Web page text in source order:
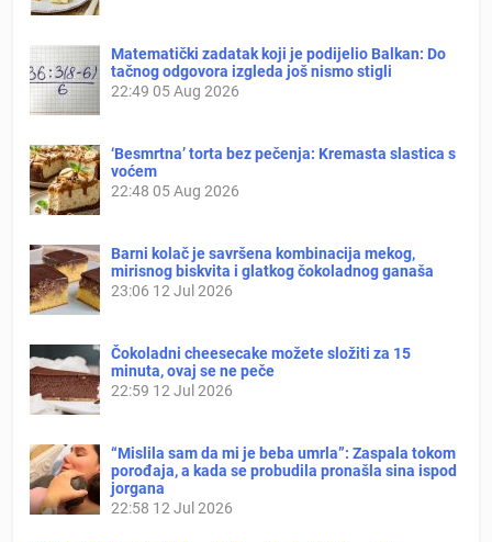
Matematički zadatak koji je podijelio Balkan: Do
tačnog odgovora izgleda još nismo stigli
22:49 05 Aug 2026
‘Besmrtna’ torta bez pečenja: Kremasta slastica s
voćem
22:48 05 Aug 2026
Barni kolač je savršena kombinacija mekog,
mirisnog biskvita i glatkog čokoladnog ganaša
23:06 12 Jul 2026
Čokoladni cheesecake možete složiti za 15
minuta, ovaj se ne peče
22:59 12 Jul 2026
“Mislila sam da mi je beba umrla”: Zaspala tokom
porođaja, a kada se probudila pronašla sina ispod
jorgana
22:58 12 Jul 2026